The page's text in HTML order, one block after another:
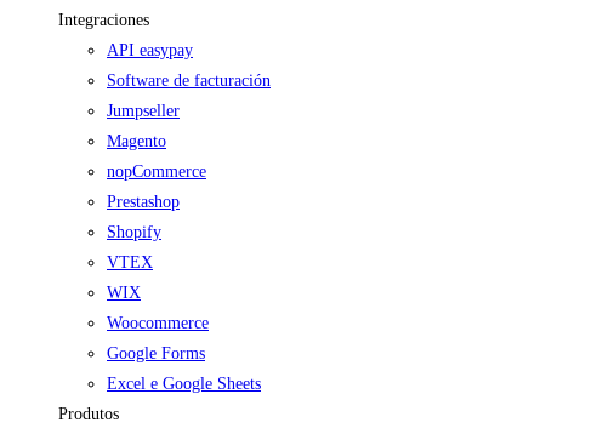
Integraciones
API easypay
Software de facturación
Jumpseller
Magento
nopCommerce
Prestashop
Shopify
VTEX
WIX
Woocommerce
Google Forms
Excel e Google Sheets
Produtos